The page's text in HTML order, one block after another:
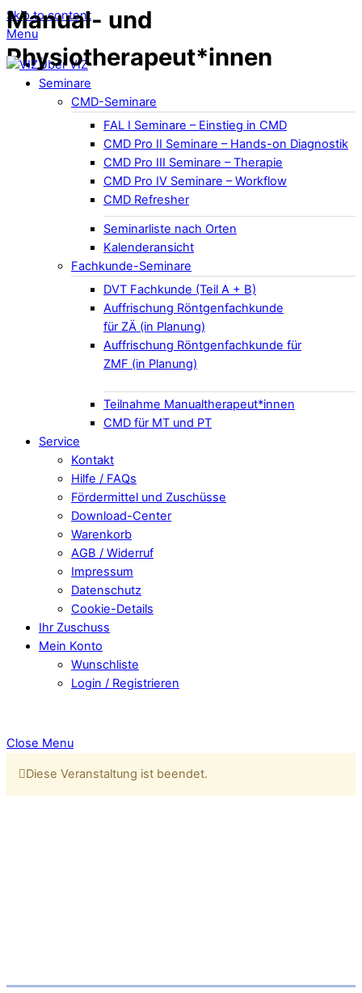
Skip to content
Menu
Über VIZ
Seminare
CMD-Seminare
FAL I Seminare – Einstieg in CMD
CMD Pro II Seminare – Hands-on Diagnostik
CMD Pro III Seminare – Therapie
CMD Pro IV Seminare – Workflow
CMD Refresher
Seminarliste nach Orten
Kalenderansicht
Fachkunde-Seminare
DVT Fachkunde (Teil A + B)
Auffrischung Röntgenfachkunde
für ZÄ (in Planung)
Auffrischung Röntgenfachkunde für
ZMF (in Planung)
Teilnahme Manualtherapeut*innen
CMD für MT und PT
Service
Kontakt
Hilfe / FAQs
Fördermittel und Zuschüsse
Download-Center
Warenkorb
AGB / Widerruf
Impressum
Datenschutz
Cookie-Details
Ihr Zuschuss
Mein Konto
Wunschliste
Login / Registrieren
Close Menu
Diese Veranstaltung ist beendet.
Manual- und
Physiotherapeut*innen